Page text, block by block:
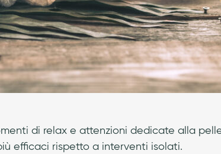
di relax e attenzioni dedicate alla
efficaci rispetto a interventi isolati.